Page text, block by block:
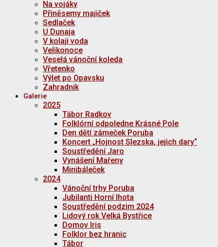
Na vojáky
Přiněsemy majiček
Sedlaček
U Dunaja
V kolaji voda
Velikonoce
Veselá vánoční koleda
Vřetenko
Výlet po Opavsku
Zahradnik
Galerie
2025
Tábor Radkov
Folklórní odpoledne Krásné Pole
Den dětí zámeček Poruba
Koncert „Hojnost Slezska, jejich dary“
Soustředění Jaro
Vynášení Mařeny
Minibáleček
2024
Vánoční trhy Poruba
Jubilanti Horní lhota
Soustředění podzim 2024
Lidový rok Velká Bystřice
Domov Iris
Folklor bez hranic
Tábor